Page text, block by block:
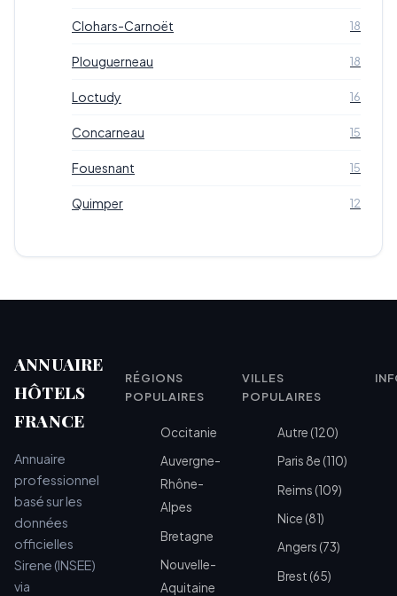
Clohars-Carnoët 18
Plouguerneau 18
Loctudy 16
Concarneau 15
Fouesnant 15
Quimper 12
ANNUAIRE
HÔTELS
FRANCE
Annuaire
professionnel
basé sur les
données
officielles
Sirene (INSEE)
via
RÉGIONS
POPULAIRES
Occitanie
Auvergne-
Rhône-
Alpes
Bretagne
Nouvelle-
Aquitaine
VILLES
POPULAIRES
Autre (120)
Paris 8e (110)
Reims (109)
Nice (81)
Angers (73)
Brest (65)